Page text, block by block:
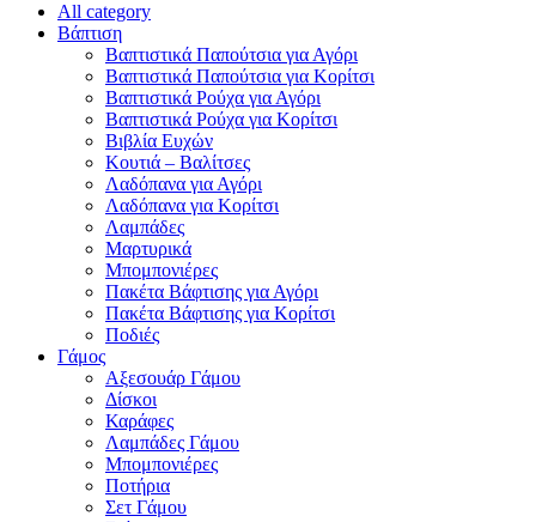
All category
Βάπτιση
Βαπτιστικά Παπούτσια για Αγόρι
Βαπτιστικά Παπούτσια για Κορίτσι
Βαπτιστικά Ρούχα για Αγόρι
Βαπτιστικά Ρούχα για Κορίτσι
Βιβλία Ευχών
Κουτιά – Βαλίτσες
Λαδόπανα για Αγόρι
Λαδόπανα για Κορίτσι
Λαμπάδες
Μαρτυρικά
Μπομπονιέρες
Πακέτα Βάφτισης για Αγόρι
Πακέτα Βάφτισης για Κορίτσι
Ποδιές
Γάμος
Αξεσουάρ Γάμου
Δίσκοι
Καράφες
Λαμπάδες Γάμου
Μπομπονιέρες
Ποτήρια
Σετ Γάμου